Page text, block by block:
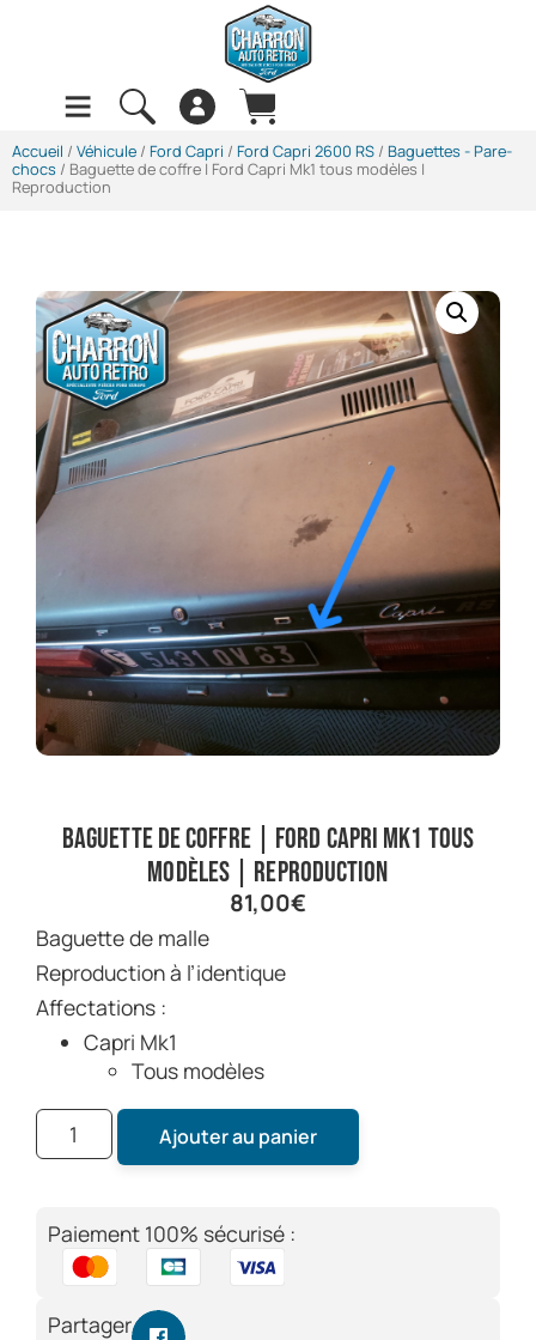
Accueil / Véhicule / Ford Capri / Ford Capri 2600 RS / Baguettes - Pare-
chocs / Baguette de coffre | Ford Capri Mk1 tous modèles |
Reproduction
Baguette de coffre | Ford Capri Mk1 tous
modèles | Reproduction
81,00€
Baguette de malle
Reproduction à l’identique
Affectations :
Capri Mk1
Tous modèles
Ajouter au panier
Paiement 100% sécurisé :
Partager